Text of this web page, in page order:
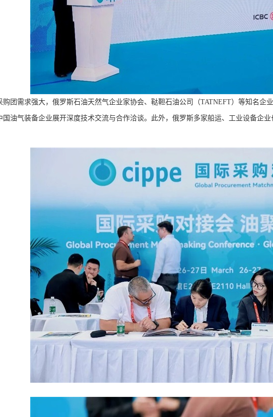
团需求强大，俄罗斯石油天然气企业家协会、鞑靼石油公司（TATNEFT）等知名
油气装备企业展开深度技术交流与合作洽谈。此外，俄罗斯多家船运、工业设备企